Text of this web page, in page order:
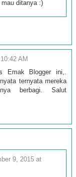
ditanya :)
AM
Emak Blogger ini,.
ternyata mereka
berbagi. Salut
9, 2015 at